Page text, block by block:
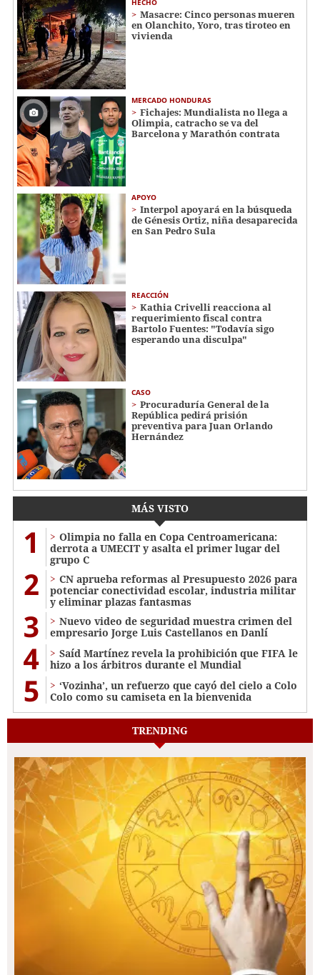
HECHO
Masacre: Cinco personas mueren
en Olanchito, Yoro, tras tiroteo en
vivienda
MERCADO HONDURAS
Fichajes: Mundialista no llega a
Olimpia, catracho se va del
Barcelona y Marathón contrata
APOYO
Interpol apoyará en la búsqueda
de Génesis Ortiz, niña desaparecida
en San Pedro Sula
REACCIÓN
Kathia Crivelli reacciona al
requerimiento fiscal contra
Bartolo Fuentes: "Todavía sigo
esperando una disculpa"
CASO
Procuraduría General de la
República pedirá prisión
preventiva para Juan Orlando
Hernández
MÁS VISTO
1
Olimpia no falla en Copa Centroamericana:
derrota a UMECIT y asalta el primer lugar del
grupo C
2
CN aprueba reformas al Presupuesto 2026 para
potenciar conectividad escolar, industria militar
y eliminar plazas fantasmas
3
Nuevo video de seguridad muestra crimen del
empresario Jorge Luis Castellanos en Danlí
4
Saíd Martínez revela la prohibición que FIFA le
hizo a los árbitros durante el Mundial
5
‘Vozinha’, un refuerzo que cayó del cielo a Colo
Colo como su camiseta en la bienvenida
TRENDING